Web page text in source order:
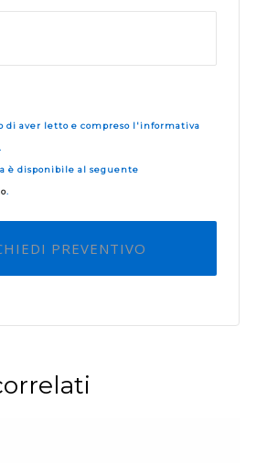
di aver letto e compreso l'informativa
è disponibile al seguente
.